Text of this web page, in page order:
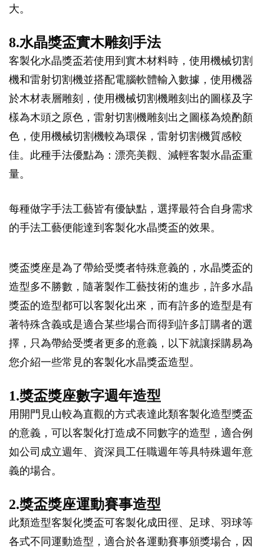
大。
8.水晶獎盃實木雕刻手法
客製化水晶獎盃若使用到實木材料時，使用機械切割
機和雷射切割機並搭配電腦軟體輸入數據，使用機器
於木材表層雕刻，使用機械切割機雕刻出的圖樣及字
樣為木頭之原色，雷射切割機雕刻出之圖樣為燒酌顏
色，使用機械切割機較為環保，雷射切割機質感較
佳。此種手法優點為：漂亮美觀、減輕客製水晶盃重
量。
每種做字手法工藝皆有優缺點，選擇最符合自身需求
的手法工藝便能達到客製化水晶獎盃的效果。
獎盃獎座是為了帶給受獎者特殊意義的，水晶獎盃的
造型多不勝數，隨著製作工藝技術的進步，許多水晶
獎盃的造型都可以客製化出來，而有許多的造型是有
著特殊含義或是適合某些場合而得到許多訂購者的選
擇，只為帶給受獎者更多的意義，以下就讓採購易為
您介紹一些常見的客製化水晶獎盃造型。
1.獎盃獎座數字週年造型
用開門見山較為直觀的方式表達此類客製化造型獎盃
的意義，可以客製化打造成不同數字的造型，適合例
如公司成立週年、資深員工任職週年等具特殊週年意
義的場合。
2.獎盃獎座運動賽事造型
此類造型客製化獎盃可客製化成田徑、足球、羽球等
各式不同運動造型，適合於各運動賽事頒獎場合，因